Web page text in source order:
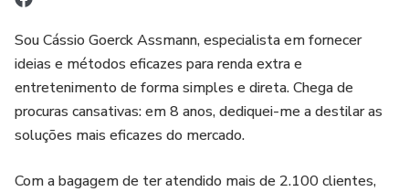
Sou Cássio Goerck Assmann, especialista em fornecer
ideias e métodos eficazes para renda extra e
entretenimento de forma simples e direta. Chega de
procuras cansativas: em 8 anos, dediquei-me a destilar as
soluções mais eficazes do mercado.
​Com a bagagem de ter atendido mais de 2.100 clientes,